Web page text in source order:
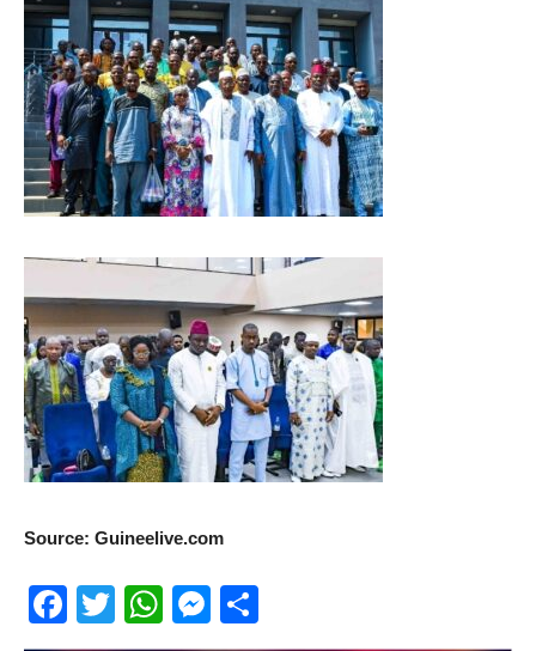
Source: Guineelive.com
Facebook
TwitterWhatsApp
Messenger